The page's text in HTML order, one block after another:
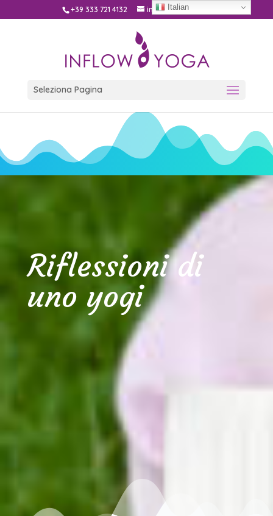
+39 333 721 4132 info@inflow.yoga
Seleziona Pagina
Riflessioni di
uno yogi
Italian